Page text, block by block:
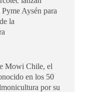
Aysén para
la
Mowi Chile, el
en los 50
por su